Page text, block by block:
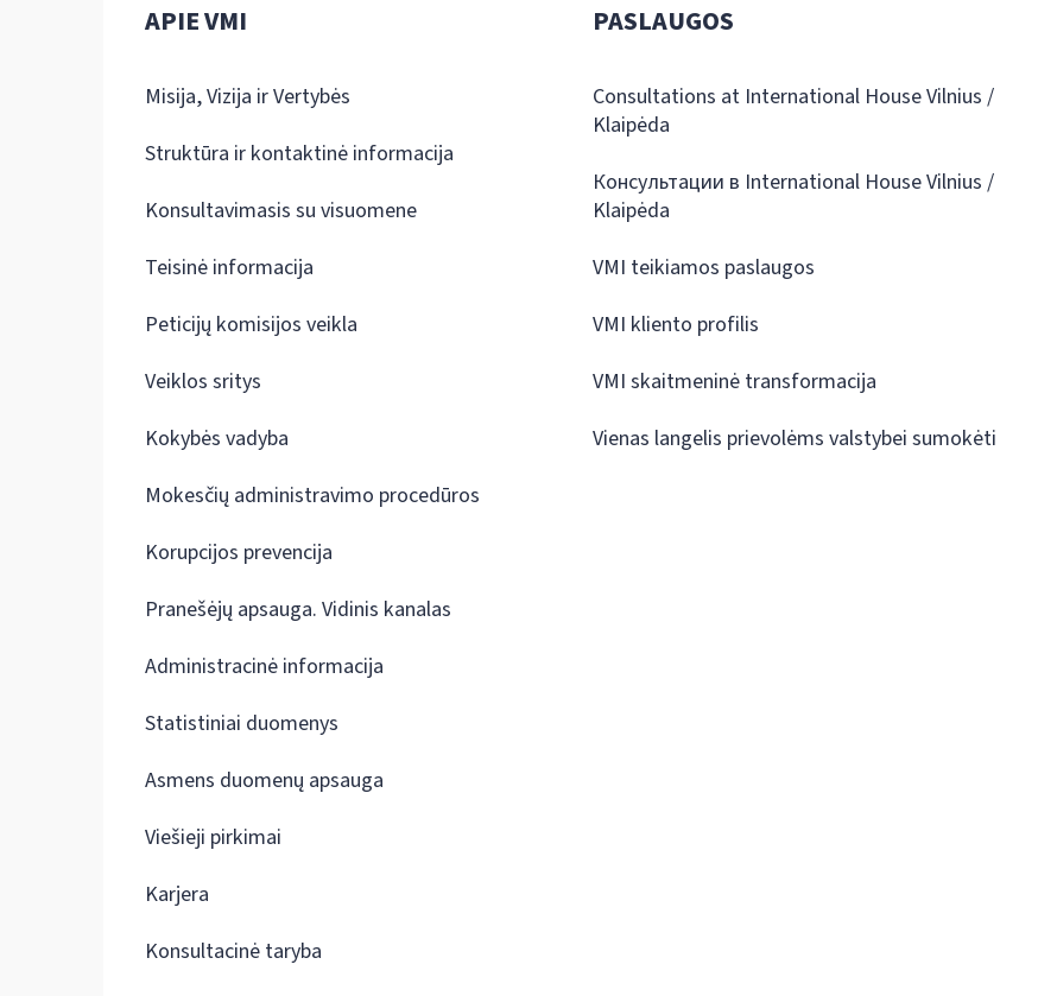
APIE VMI
Misija, Vizija ir Vertybės
Struktūra ir kontaktinė informacija
Konsultavimasis su visuomene
Teisinė informacija
Peticijų komisijos veikla
Veiklos sritys
Kokybės vadyba
Mokesčių administravimo procedūros
Korupcijos prevencija
Pranešėjų apsauga. Vidinis kanalas
Administracinė informacija
Statistiniai duomenys
Asmens duomenų apsauga
Viešieji pirkimai
Karjera
Konsultacinė taryba
PASLAUGOS
Consultations at International House Vilnius /
Klaipėda
Консультации в International House Vilnius /
Klaipėda
VMI teikiamos paslaugos
VMI kliento profilis
VMI skaitmeninė transformacija
Vienas langelis prievolėms valstybei sumokėti